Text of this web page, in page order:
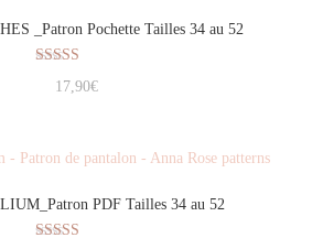
_Patron Pochette Tailles 34 au 52
Note
5.00
17,90€
PDF Tailles 34 au 52